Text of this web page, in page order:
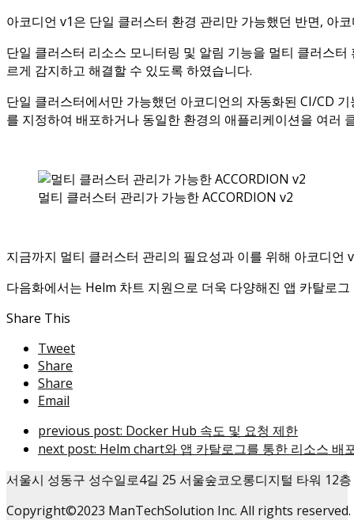
아코디언 v1은 단일 클러스터 환경 관리만 가능했던 반면, 아
단일 클러스터 리소스 모니터링 및 알림 기능을 멀티 클러스
르게 감지하고 해결할 수 있도록 하였습니다.
단일 클러스터에서만 가능했던 아코디언의 자동화된 CI/CD
를 지정하여 배포하거나 동일한 환경의 애플리케이션을 여러
멀티 클러스터 관리가 가능한 ACCORDION v2
지금까지 멀티 클러스터 관리의 필요성과 이를 위해 아코디
다음화에서는 Helm 차트 지원으로 더욱 다양해진 앱 카탈로
Share This
Tweet
Share
Share
Email
previous post: Docker Hub 속도 및 요청 제한
next post: Helm chart와 앱 카탈로그를 통한 리소스 배
서울시 성동구 성수일로4길 25 서울숲코오롱디지털 타워 12층
Copyright©2023 ManTechSolution Inc. All rights reserved.